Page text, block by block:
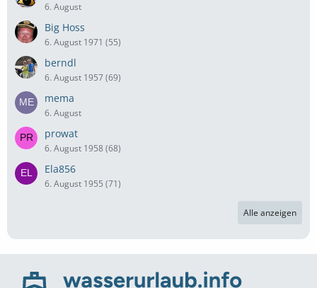
6. August
Big Hoss
6. August 1971 (55)
berndl
6. August 1957 (69)
mema
6. August
prowat
6. August 1958 (68)
Ela856
6. August 1955 (71)
Alle anzeigen